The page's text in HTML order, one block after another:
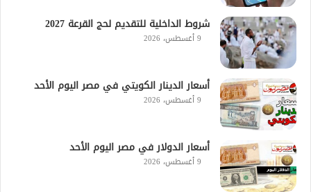
شروط الداخلية للتقديم لحج القرعة 2027
9 أغسطس، 2026
أسعار الدينار الكويتي في مصر اليوم الأحد
9 أغسطس، 2026
أسعار الدولار في مصر اليوم الأحد
9 أغسطس، 2026